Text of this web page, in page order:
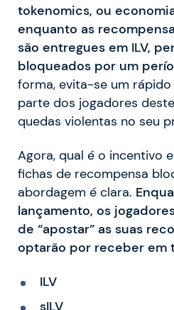
tokenomics, ou
enquanto as
são entregues em ILV,
bloqueados por um
forma, evita-se um
parte dos jogadores
quedas violentas no seu
Agora, qual é o incentivo
fichas de recompensa
abordagem é clara.
lançamento, os
de “apostar” as suas
optarão por receber em
ILV
sILV